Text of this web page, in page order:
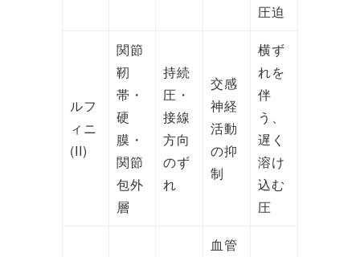
圧迫
ルフ
ィニ
(II)
関節
靭
帯・
硬
膜・
関節
包外
層
持続
圧・
接線
方向
のず
れ
交感
神経
活動
の抑
制
横ず
れを
伴
う、
遅く
溶け
込む
圧
血管